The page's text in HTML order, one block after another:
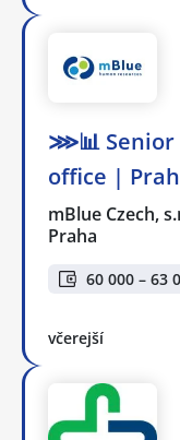
⋙📊 Senior
office |
mBlue Czech,
Praha
60 000 – 63
včerejší